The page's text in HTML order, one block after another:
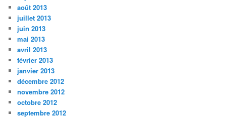
août 2013
juillet 2013
juin 2013
mai 2013
avril 2013
février 2013
janvier 2013
décembre 2012
novembre 2012
octobre 2012
septembre 2012